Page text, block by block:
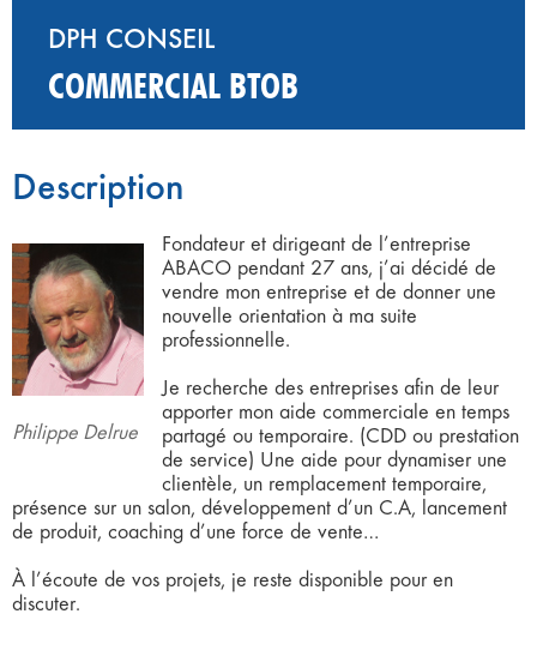
DPH CONSEIL
COMMERCIAL BTOB
Description
Philippe Delrue
Fondateur et dirigeant de l’entreprise
ABACO pendant 27 ans, j’ai décidé de
vendre mon entreprise et de donner une
nouvelle orientation à ma suite
professionnelle.
Je recherche des entreprises afin de leur
apporter mon aide commerciale en temps
partagé ou temporaire. (CDD ou prestation
de service) Une aide pour dynamiser une
clientèle, un remplacement temporaire,
présence sur un salon, développement d’un C.A, lancement
de produit, coaching d’une force de vente…
À l’écoute de vos projets, je reste disponible pour en
discuter.